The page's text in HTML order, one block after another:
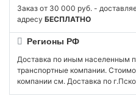
Заказ от 30 000 руб. -
адресу БЕСПЛАТНО
Регионы РФ
Доставка по иным населенным
транспортные компании.
компании см. Доставка по